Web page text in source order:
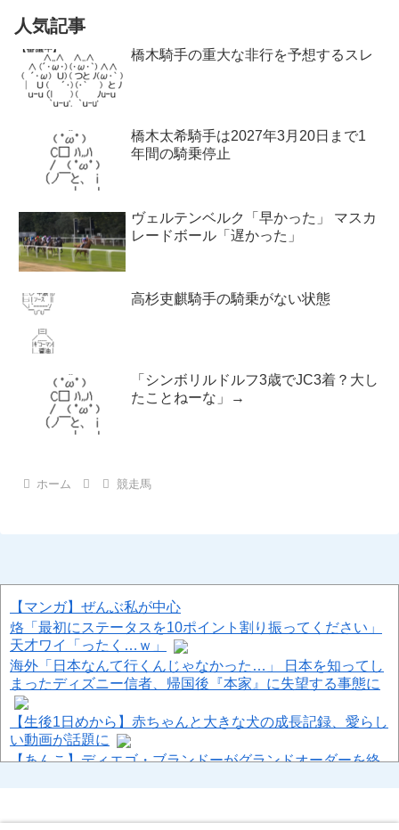
人気記事
橋木騎手の重大な非行を予想するスレ
橋木太希騎手は2027年3月20日まで1
年間の騎乗停止
ヴェルテンベルク「早かった」 マスカ
レードボール「遅かった」
高杉吏麒騎手の騎乗がない状態
「シンボリルドルフ3歳でJC3着？大し
たことねーな」→
ホーム 競走馬
【マンガ】ぜんぶ私が中心
烙「最初にステータスを10ポイント割り振ってください」
天才ワイ「ったく…ｗ」
海外「日本なんて行くんじゃなかった…」 日本を知ってし
まったディズニー信者、帰国後『本家』に失望する事態に
【生後1日めから】赤ちゃんと大きな犬の成長記録、愛らし
い動画が話題に
【あんこ】ディエゴ・ブランドーがグランドオーダーを終